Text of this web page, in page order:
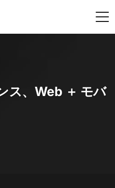
ス、Web ＋ モバ